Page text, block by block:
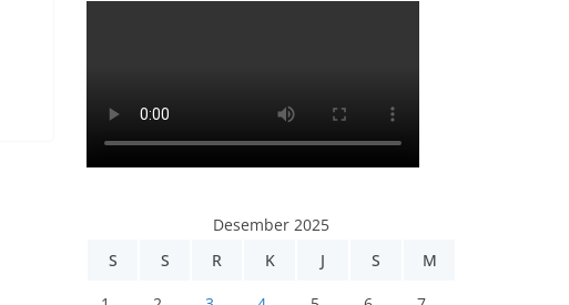
Desember 2025
S
S R K J S M